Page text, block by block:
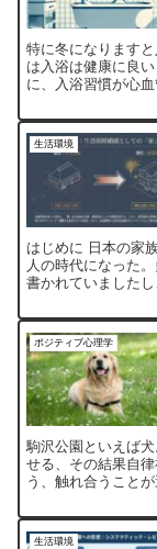
特に冬になります
は入浴は健康に良
に、入浴習慣が心
患...
生活環境
はじめに 日本の家
人の時代になった
書かれていました
ポジティブ心理学
駒沢公園といえば
せる、その結果自
う、触れ合うこと
生活環境